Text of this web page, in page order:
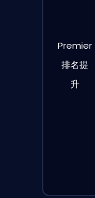
Premier
排名提
升